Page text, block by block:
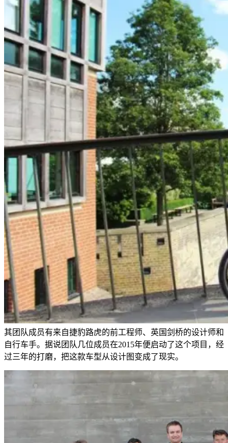
其团队成员有来自捷豹路虎的前工程师、英国剑桥的设计师和
自行车手。据说团队几位成员在2015年便启动了这个项目，经
过三年的打磨，把这款车型从设计图变成了现实。